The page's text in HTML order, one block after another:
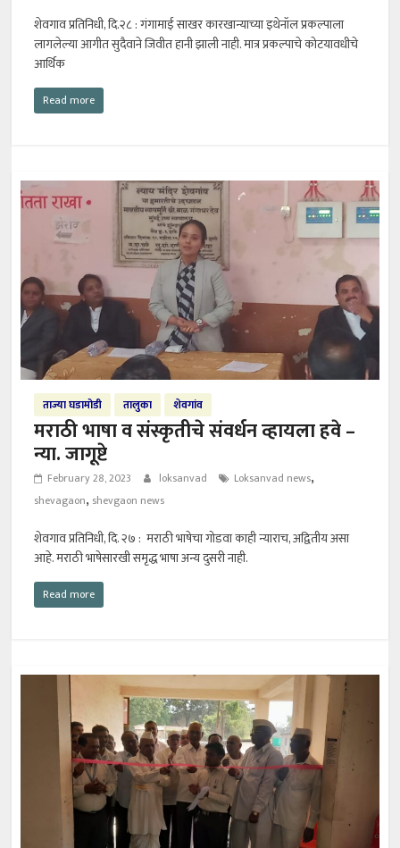
शेवगाव प्रतिनिधी, दि.२८ : गंगामाई साखर कारखान्याच्या इथेनॉल प्रकल्पाला
लागलेल्या आगीत सुदैवाने जिवीत हानी झाली नाही. मात्र प्रकल्पाचे कोटयावधीचे
आर्थिक
Read more
ताज्या घडामोडी तालुका शेवगांव
मराठी भाषा व संस्कृतीचे संवर्धन व्हायला हवे –
न्या. जागूष्टे
February 28, 2023 loksanvad Loksanvad news,
shevagaon, shevgaon news
शेवगाव प्रतिनिधी, दि. २७ : मराठी भाषेचा गोडवा काही न्याराच, अद्वितीय असा
आहे. मराठी भाषेसारखी समृद्ध भाषा अन्य दुसरी नाही.
Read more